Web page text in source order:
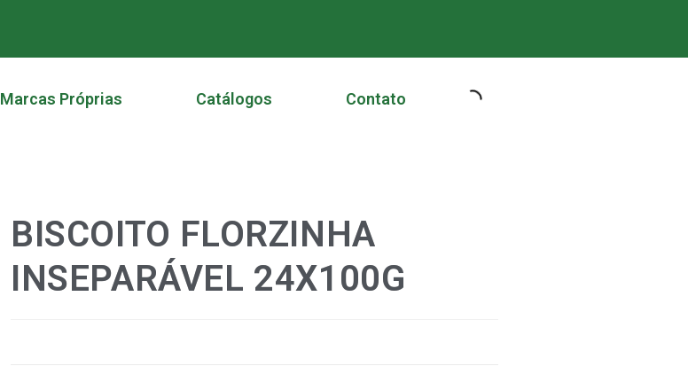
Marcas Próprias Catálogos Contato
BISCOITO FLORZINHA
INSEPARÁVEL 24X100G